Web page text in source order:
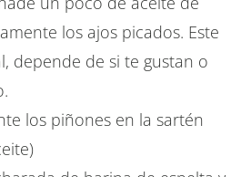
los ajos picados. Este
depende de si te gustan o
los piñones en la sartén